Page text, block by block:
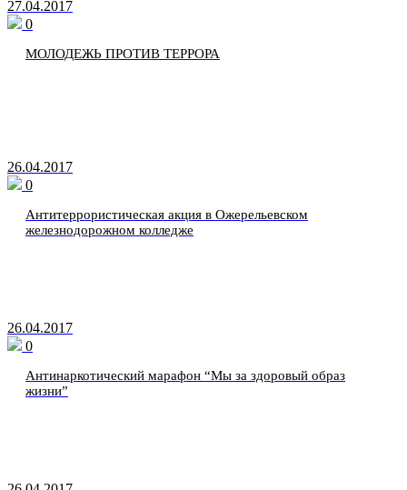
27.04.2017
0
МОЛОДЕЖЬ ПРОТИВ ТЕРРОРА
26.04.2017
0
Антитеррористическая акция в Ожерельевском
железнодорожном колледже
26.04.2017
0
Антинаркотический марафон “Мы за здоровый образ
жизни”